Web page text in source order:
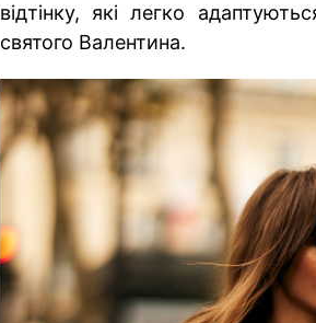
відтінку, які легко
святого Валентина.